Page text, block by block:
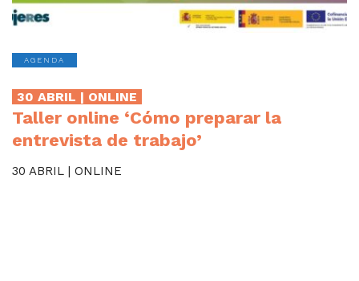
AGENDA
30 ABRIL | ONLINE
Taller online ‘Cómo preparar la
entrevista de trabajo’
30 ABRIL | ONLINE